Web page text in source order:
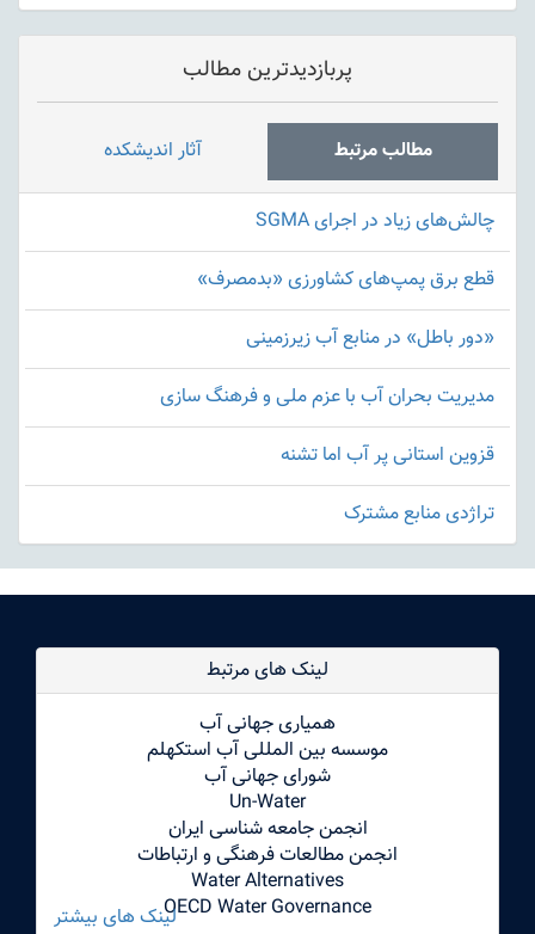
پربازدیدترین مطالب
مطالب مرتبط آثار اندیشکده
چالش‌های زیاد در اجرای SGMA
قطع برق پمپ‌های کشاورزی «بدمصرف»
«دور باطل» در منابع آب زیرزمینی
مدیریت بحران آب با عزم ملی و فرهنگ سازی
قزوین استانی پر آب اما تشنه
تراژدی منابع مشترک
لینک های مرتبط
همیاری جهانی آب
موسسه بین المللی آب استکهلم
شورای جهانی آب
Un-Water
انجمن جامعه شناسی ایران
انجمن مطالعات فرهنگی و ارتباطات
Water Alternatives
OECD Water Governanceلینک های بیشتر